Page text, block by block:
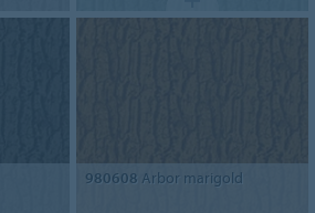
980608 Arbor marigold